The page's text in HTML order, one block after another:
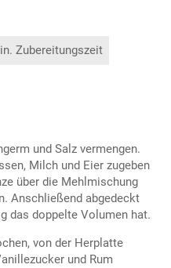
Zubereitungszeit
und Salz vermengen.
Milch und Eier zugeben
über die Mehlmischung
Anschließend abgedeckt
das doppelte Volumen hat.
von der Herplatte
und Rum